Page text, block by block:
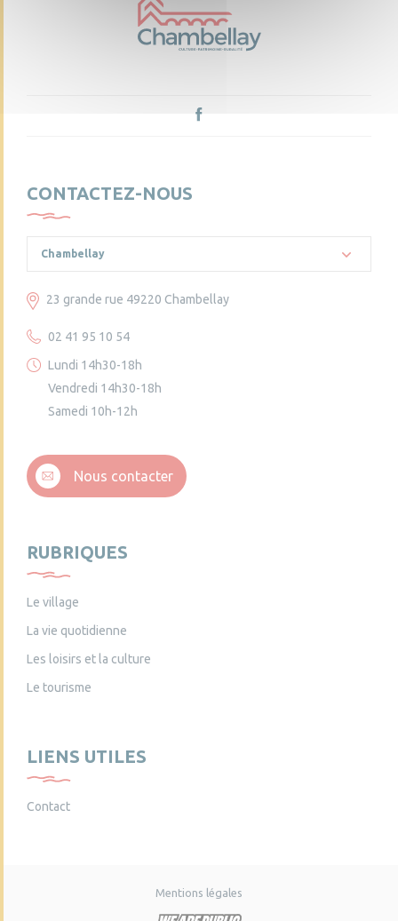
CONTACTEZ-NOUS
Chambellay
23 grande rue 49220 Chambellay
02 41 95 10 54
Lundi 14h30-18h
Vendredi 14h30-18h
Samedi 10h-12h
Nous contacter
RUBRIQUES
Le village
La vie quotidienne
Les loisirs et la culture
Le tourisme
LIENS UTILES
Contact
Mentions légales